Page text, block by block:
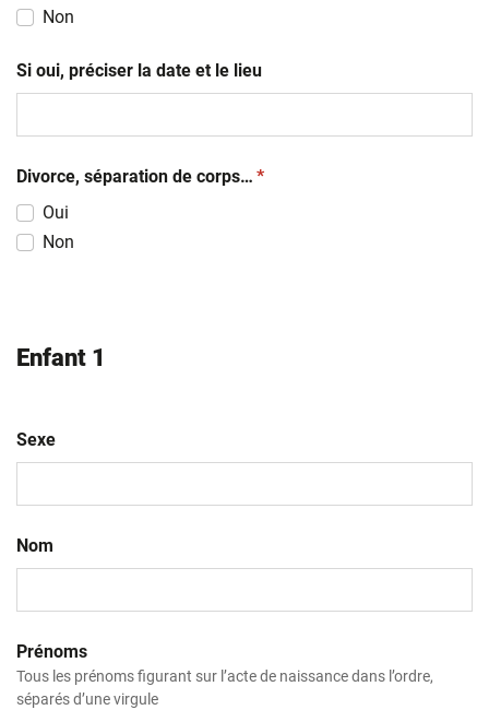
Non
Si oui, préciser la date et le lieu
Divorce, séparation de corps… (obligatoire)
*
Oui
Non
Enfant 1
Sexe
Nom
Prénoms
Tous les prénoms figurant sur l’acte de naissance dans l’ordre,
séparés d’une virgule